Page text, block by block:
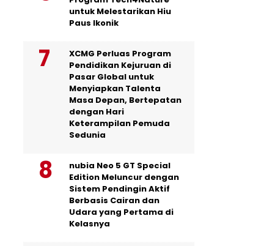
untuk Melestarikan Hiu
Paus Ikonik
XCMG Perluas Program
Pendidikan Kejuruan di
Pasar Global untuk
Menyiapkan Talenta
Masa Depan, Bertepatan
dengan Hari
Keterampilan Pemuda
Sedunia
nubia Neo 5 GT Special
Edition Meluncur dengan
Sistem Pendingin Aktif
Berbasis Cairan dan
Udara yang Pertama di
Kelasnya